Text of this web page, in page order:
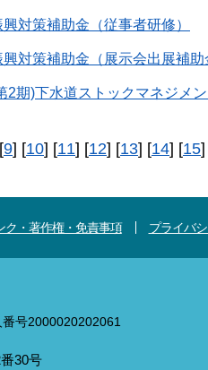
対策補助金（従事者研修）
対策補助金（展示会出展補助
2期)下水道ストックマネジメ
9] [10] [11] [12] [13] [14] [15
ク・著作権・免責事項 プライバ
番号2000020202061
30号